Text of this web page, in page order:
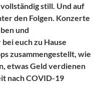
still. Und auf
den Folgen. Konzerte
und
euch zu Hause
zusammengestellt, wie
etwas Geld verdienen
nach COVID-19